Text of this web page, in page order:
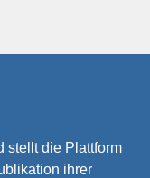
stellt die Plattform
ihrer